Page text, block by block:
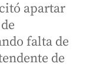
apartar
falta de
de